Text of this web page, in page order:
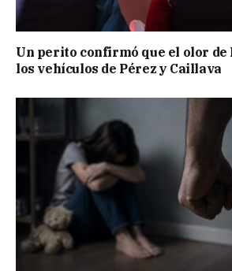
Un perito confirmó que el olor de
los vehículos de Pérez y Caillava